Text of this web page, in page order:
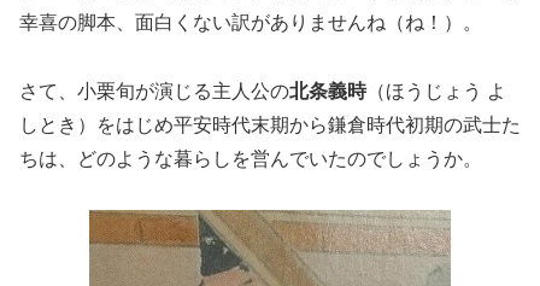
幸喜の脚本、面白くない訳がありませんね（ね！）。
さて、小栗旬が演じる主人公の北条義時（ほうじょう よ
しとき）をはじめ平安時代末期から鎌倉時代初期の武士た
ちは、どのような暮らしを営んでいたのでしょうか。